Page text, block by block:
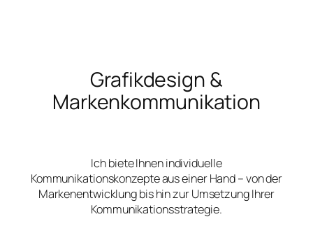
Grafikdesign &
Markenkommunikation
Ich biete Ihnen individuelle
Kommunikationskonzepte aus einer Hand – von der
Markenentwicklung bis hin zur Umsetzung Ihrer
Kommunikationsstrategie.